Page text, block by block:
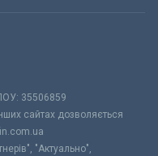
35506859
сайтах дозволяється
"Актуально",